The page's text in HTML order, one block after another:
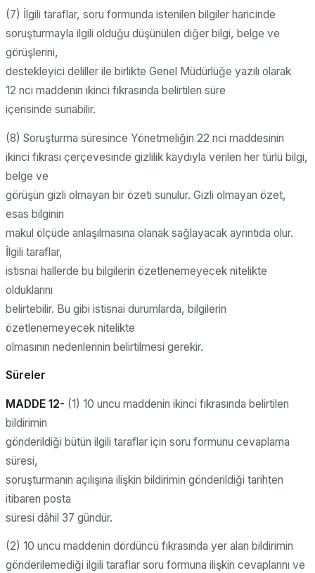
(7) İlgili taraflar, soru formunda istenilen bilgiler haricinde
soruşturmayla ilgili olduğu düşünülen diğer bilgi, belge ve
görüşlerini,
destekleyici deliller ile birlikte Genel Müdürlüğe yazılı olarak
12 nci maddenin ikinci fıkrasında belirtilen süre
içerisinde sunabilir.
(8) Soruşturma süresince Yönetmeliğin 22 nci maddesinin
ikinci fıkrası çerçevesinde gizlilik kaydıyla verilen her türlü bilgi,
belge ve
görüşün gizli olmayan bir özeti sunulur. Gizli olmayan özet,
esas bilginin
makul ölçüde anlaşılmasına olanak sağlayacak ayrıntıda olur.
İlgili taraflar,
istisnai hallerde bu bilgilerin özetlenemeyecek nitelikte
olduklarını
belirtebilir. Bu gibi istisnai durumlarda, bilgilerin
özetlenemeyecek nitelikte
olmasının nedenlerinin belirtilmesi gerekir.
Süreler
MADDE 12- (1) 10 uncu maddenin ikinci fıkrasında belirtilen
bildirimin
gönderildiği bütün ilgili taraflar için soru formunu cevaplama
süresi,
soruşturmanın açılışına ilişkin bildirimin gönderildiği tarihten
itibaren posta
süresi dâhil 37 gündür.
(2) 10 uncu maddenin dördüncü fıkrasında yer alan bildirimin
gönderilemediği ilgili taraflar soru formuna ilişkin cevaplarını ve